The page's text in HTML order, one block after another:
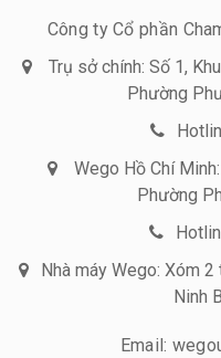
Công ty Cổ phần
Trụ sở chính: Số 1,
Phường
Wego Hồ Chí
Phường
Nhà máy Wego: Xóm
Ninh
Email: